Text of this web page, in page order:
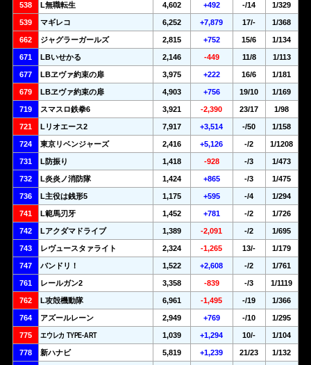
538 L無職転生 4,602 +492 -/14 1/329
539 マギレコ 6,252 +7,879 17/- 1/368
662 ジャグラーガールズ 2,815 +752 15/6 1/134
671 LBいせかる 2,146 -449 11/8 1/113
677 LBヱヴァ約束の扉 3,975 +222 16/6 1/181
679 LBヱヴァ約束の扉 4,903 +756 19/10 1/169
719 スマスロ鉄拳6 3,921 -2,390 23/17 1/98
721 Lリオエース2 7,917 +3,514 -/50 1/158
724 東京リベンジャーズ 2,416 +5,126 -/2 1/1208
731 L防振り 1,418 -928 -/3 1/473
732 L炎炎ノ消防隊 1,424 +865 -/3 1/475
736 L主役は銭形5 1,175 +595 -/4 1/294
741 L範馬刃牙 1,452 +781 -/2 1/726
742 Lアクダマドライブ 1,389 -2,091 -/2 1/695
743 レヴュースタァライト 2,324 -1,265 13/- 1/179
747 バンドリ！ 1,522 +2,608 -/2 1/761
761 レールガン2 3,358 -839 -/3 1/1119
762 L攻殻機動隊 6,961 -1,495 -/19 1/366
764 アズールレーン 2,949 +769 -/10 1/295
775 エウレカ TYPE-ART 1,039 +1,294 10/- 1/104
778 新ハナビ 5,819 +1,239 21/23 1/132